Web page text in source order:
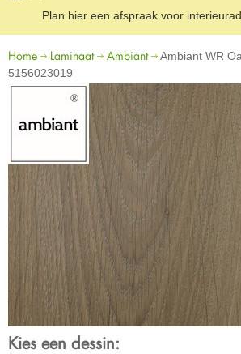
Plan hier een afspraak voor
Home Laminaat Ambiant
Ambiant WR
5156023019
Kies een dessin: